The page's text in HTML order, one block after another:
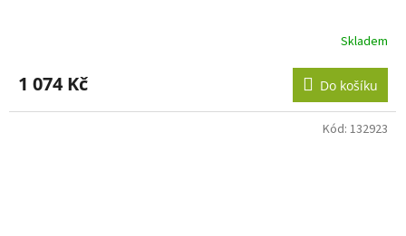
Skladem
1 074 Kč Do košíku
Kód: 132923